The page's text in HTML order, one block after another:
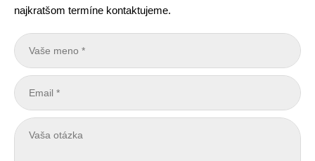
najkratšom termíne kontaktujeme.